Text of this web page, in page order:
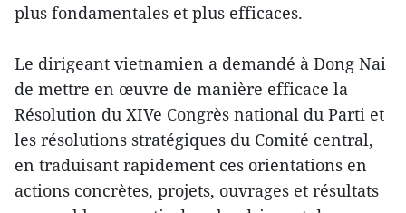
plus fondamentales et plus efficaces.
Le dirigeant vietnamien a demandé à Dong Nai
de mettre en œuvre de manière efficace la
Résolution du XIVe Congrès national du Parti et
les résolutions stratégiques du Comité central,
en traduisant rapidement ces orientations en
actions concrètes, projets, ouvrages et résultats